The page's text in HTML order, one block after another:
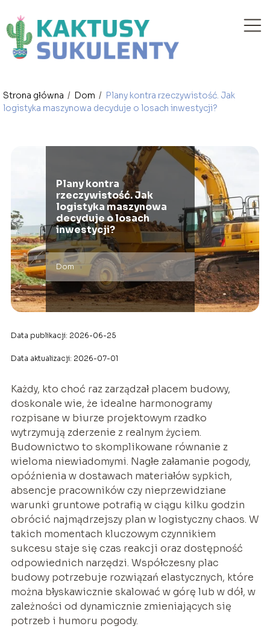
Strona główna / Dom / Plany kontra rzeczywistość. Jak
logistyka maszynowa decyduje o losach inwestycji?
Plany kontra
rzeczywistość. Jak
logistyka maszynowa
decyduje o losach
inwestycji?
Dom
Data publikacji: 2026-06-25
Data aktualizacji: 2026-07-01
Każdy, kto choć raz zarządzał placem budowy,
doskonale wie, że idealne harmonogramy
rozpisane w biurze projektowym rzadko
wytrzymują zderzenie z realnym życiem.
Budownictwo to skomplikowane równanie z
wieloma niewiadomymi. Nagłe załamanie pogody,
opóźnienia w dostawach materiałów sypkich,
absencje pracowników czy nieprzewidziane
warunki gruntowe potrafią w ciągu kilku godzin
obrócić najmądrzejszy plan w logistyczny chaos. W
takich momentach kluczowym czynnikiem
sukcesu staje się czas reakcji oraz dostępność
odpowiednich narzędzi. Współczesny plac
budowy potrzebuje rozwiązań elastycznych, które
można błyskawicznie skalować w górę lub w dół, w
zależności od dynamicznie zmieniających się
potrzeb i humoru pogody.